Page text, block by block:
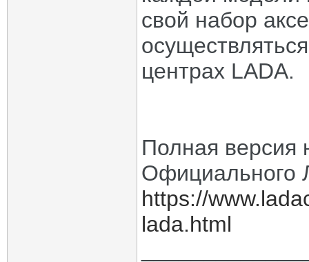
свой набор
центрах LADA.
Полная версия
Официального
https://
lada.html